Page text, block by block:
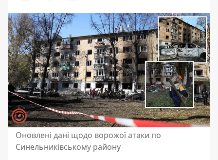
Оновлені дані щодо ворожої атаки по
Синельниківському району